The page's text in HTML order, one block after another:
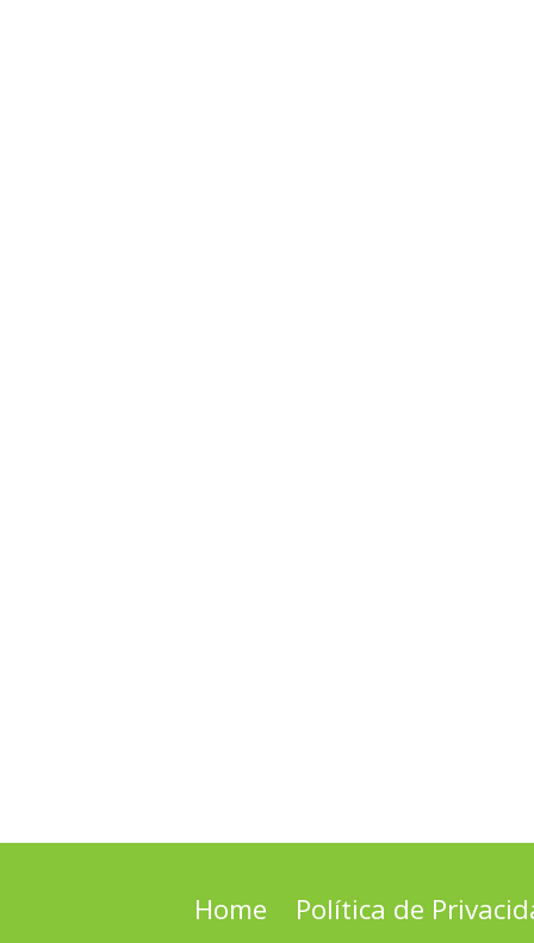
Home Política de